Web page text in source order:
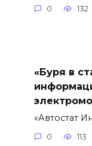
0 132
«Буря в
«Автостат
0 113